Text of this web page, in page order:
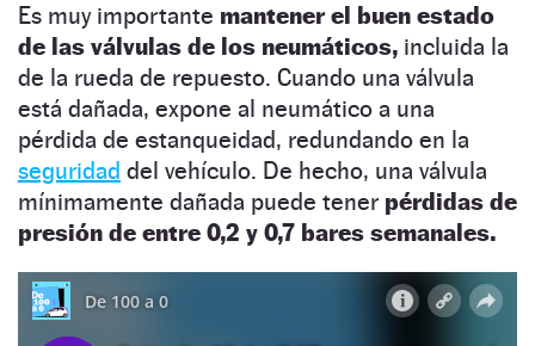
Es muy importante mantener el buen estado
de las válvulas de los neumáticos, incluida la
de la rueda de repuesto. Cuando una válvula
está dañada, expone al neumático a una
pérdida de estanqueidad, redundando en la
seguridad del vehículo. De hecho, una válvula
mínimamente dañada puede tener pérdidas de
presión de entre 0,2 y 0,7 bares semanales.